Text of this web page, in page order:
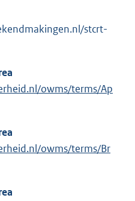
stcrt-
owms/terms/Ap
owms/terms/Br